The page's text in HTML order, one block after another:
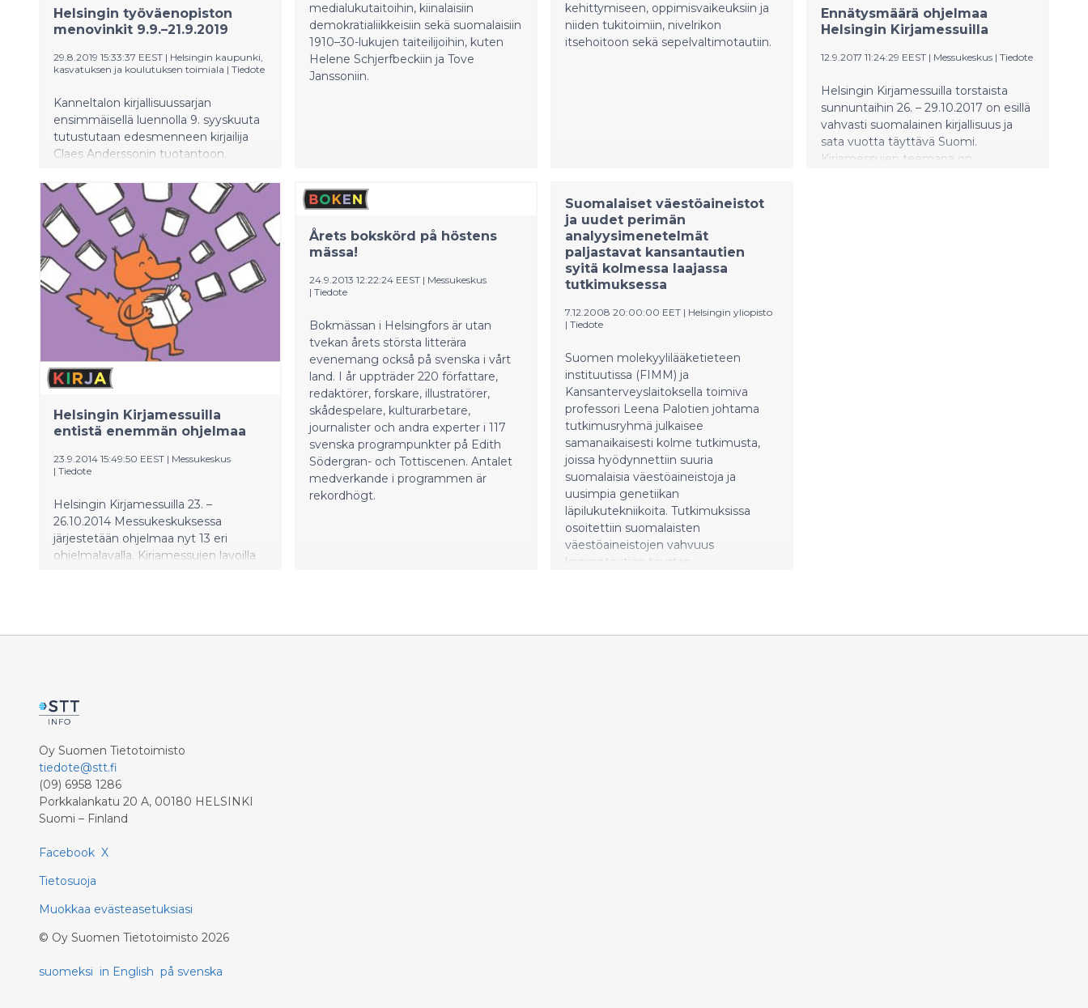
Helsingin työväenopiston
menovinkit 9.9.–21.9.2019
29.8.2019 15:33:37 EEST | Helsingin kaupunki,
kasvatuksen ja koulutuksen toimiala | Tiedote
Kanneltalon kirjallisuussarjan
ensimmäisellä luennolla 9. syyskuuta
tutustutaan edesmenneen kirjailija
Claes Anderssonin tuotantoon.
medialukutaitoihin, kiinalaisiin
demokratialiikkeisiin sekä suomalaisiin
1910–30-lukujen taiteilijoihin, kuten
Helene Schjerfbeckiin ja Tove
Janssoniin.
kehittymiseen, oppimisvaikeuksiin ja
niiden tukitoimiin, nivelrikon
itsehoitoon sekä sepelvaltimotautiin.
Ennätysmäärä ohjelmaa
Helsingin Kirjamessuilla
12.9.2017 11:24:29 EEST | Messukeskus | Tiedote
Helsingin Kirjamessuilla torstaista
sunnuntaihin 26. – 29.10.2017 on esillä
vahvasti suomalainen kirjallisuus ja
sata vuotta täyttävä Suomi.
Kirjamessujen teemana on
Helsingin Kirjamessuilla
entistä enemmän ohjelmaa
23.9.2014 15:49:50 EEST | Messukeskus
| Tiedote
Helsingin Kirjamessuilla 23. –
26.10.2014 Messukeskuksessa
järjestetään ohjelmaa nyt 13 eri
ohjelmalavalla. Kirjamessujen lavoilla
kansainvälistä kirjailijavierasta
Årets bokskörd på höstens
mässa!
24.9.2013 12:22:24 EEST | Messukeskus
| Tiedote
Bokmässan i Helsingfors är utan
tvekan årets största litterära
evenemang också på svenska i vårt
land. I år uppträder 220 författare,
redaktörer, forskare, illustratörer,
skådespelare, kulturarbetare,
journalister och andra experter i 117
svenska programpunkter på Edith
Södergran- och Tottiscenen. Antalet
medverkande i programmen är
rekordhögt.
Suomalaiset väestöaineistot
ja uudet perimän
analyysimenetelmät
paljastavat kansantautien
syitä kolmessa laajassa
tutkimuksessa
7.12.2008 20:00:00 EET | Helsingin yliopisto
| Tiedote
Suomen molekyylilääketieteen
instituutissa (FIMM) ja
Kansanterveyslaitoksella toimiva
professori Leena Palotien johtama
tutkimusryhmä julkaisee
samanaikaisesti kolme tutkimusta,
joissa hyödynnettiin suuria
suomalaisia väestöaineistoja ja
uusimpia genetiikan
läpilukutekniikoita. Tutkimuksissa
osoitettiin suomalaisten
väestöaineistojen vahvuus
kansantautien taustan
Oy Suomen Tietotoimisto
tiedote@stt.fi
(09) 6958 1286
Porkkalankatu 20 A, 00180 HELSINKI
Suomi – Finland
Facebook X
Tietosuoja
Muokkaa evästeasetuksiasi
© Oy Suomen Tietotoimisto 2026
suomeksi in English på svenska